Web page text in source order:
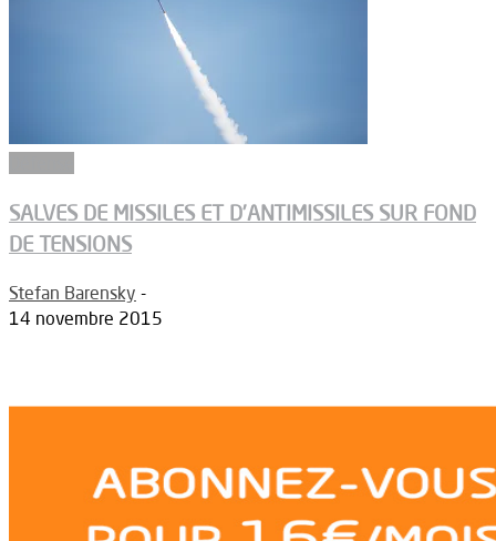
SALVES DE MISSILES ET D’ANTIMISSILES SUR FOND
DE TENSIONS
Stefan Barensky -
14 novembre 2015